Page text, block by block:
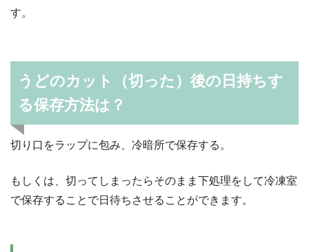
す。
うどのカット（切った）後の日持ちす
る保存方法は？
切り口をラップに包み、冷暗所で保存する。
もしくは、切ってしまったらそのまま下処理をして冷凍室
で保存することで日待ちさせることができます。